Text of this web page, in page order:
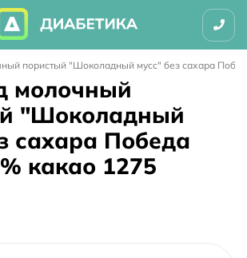
пористый "Шоколадный мусс" без сахара
молочный
"Шоколадный
сахара Победа
какао 1275